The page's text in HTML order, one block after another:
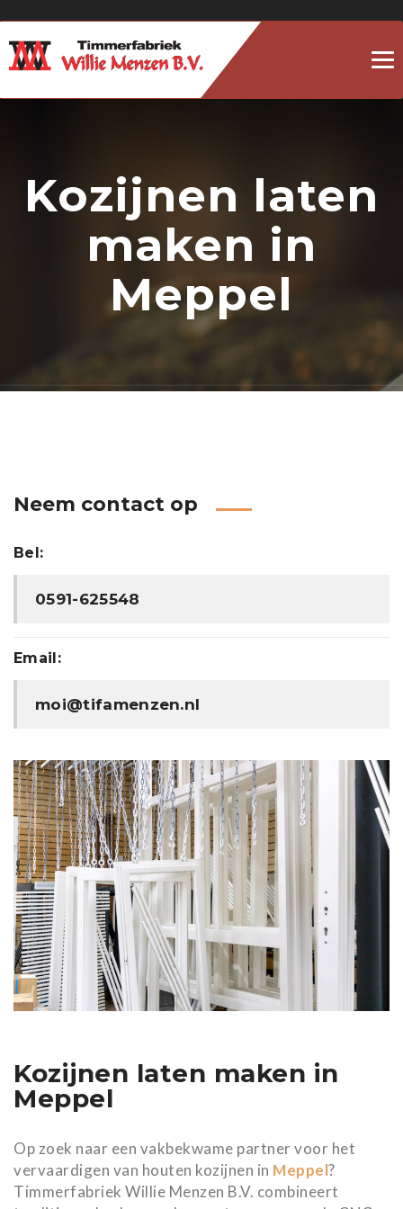
Kozijnen laten
maken in
Meppel
Neem contact op
Bel:
0591-625548
Email:
moi@tifamenzen.nl
Kozijnen laten maken in
Meppel
Op zoek naar een vakbekwame partner voor het
vervaardigen van houten kozijnen in Meppel?
Timmerfabriek Willie Menzen B.V. combineert